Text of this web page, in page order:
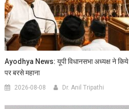
Ayodhya News: यूपी विधानसभा अध्यक्ष ने किये
पर बरसे महाना
2026-08-08 Dr. Anil Tripathi